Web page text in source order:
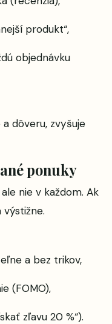
produkt“,
objednávku
dôveru, zvyšuje
ponuky
nie v každom. Ak
a bez trikov,
(FOMO),
zľavu 20 %“).